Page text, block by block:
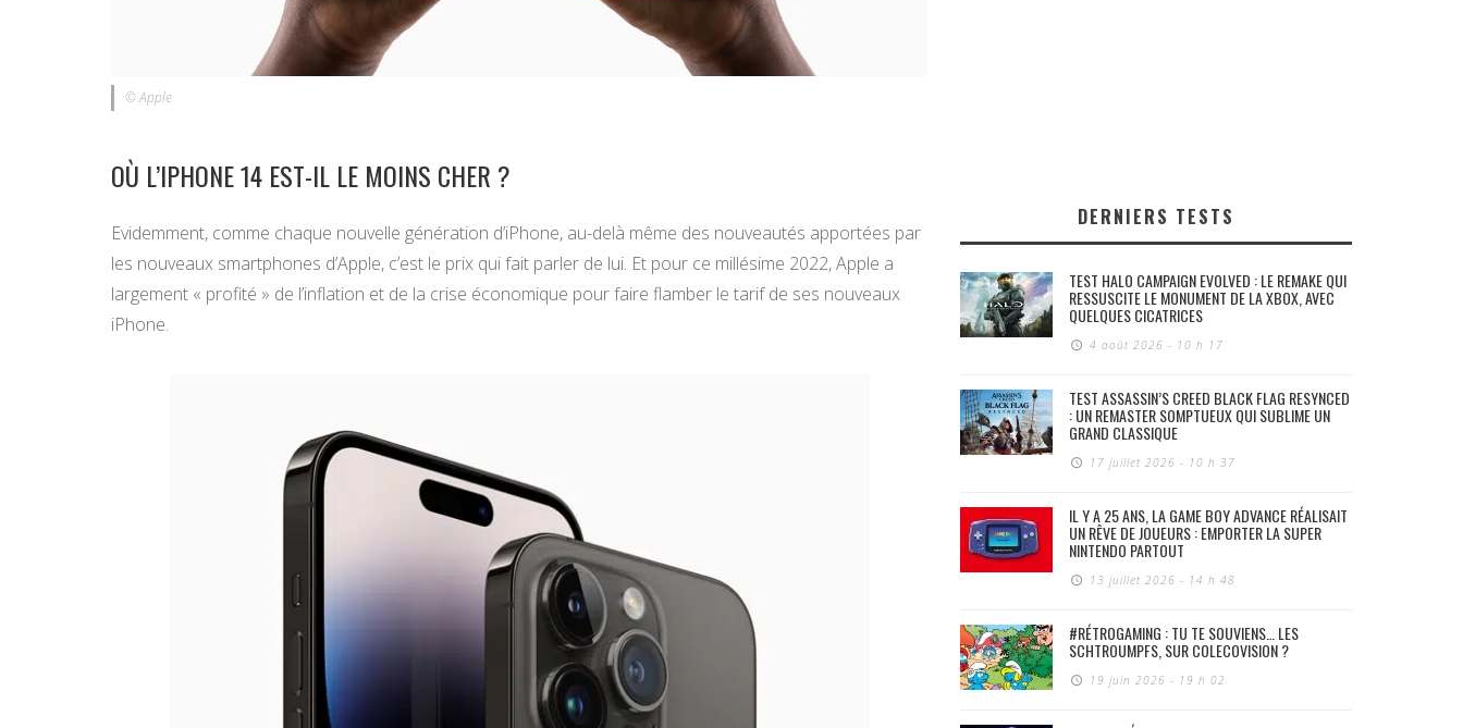
© Apple
OÙ L’IPHONE 14 EST-IL LE MOINS CHER ?
Evidemment, comme chaque nouvelle génération d’iPhone, au-delà même des nouveautés apportées par
les nouveaux smartphones d’Apple, c’est le prix qui fait parler de lui. Et pour ce millésime 2022, Apple a
largement « profité » de l’inflation et de la crise économique pour faire flamber le tarif de ses nouveaux
iPhone.
DERNIERS TESTS
TEST HALO CAMPAIGN EVOLVED : LE REMAKE QUI
RESSUSCITE LE MONUMENT DE LA XBOX, AVEC
QUELQUES CICATRICES
4 août 2026 - 10 h 17
TEST ASSASSIN’S CREED BLACK FLAG RESYNCED
: UN REMASTER SOMPTUEUX QUI SUBLIME UN
GRAND CLASSIQUE
17 juillet 2026 - 10 h 37
IL Y A 25 ANS, LA GAME BOY ADVANCE RÉALISAIT
UN RÊVE DE JOUEURS : EMPORTER LA SUPER
NINTENDO PARTOUT
13 juillet 2026 - 14 h 48
#RÉTROGAMING : TU TE SOUVIENS… LES
SCHTROUMPFS, SUR COLECOVISION ?
19 juin 2026 - 19 h 02